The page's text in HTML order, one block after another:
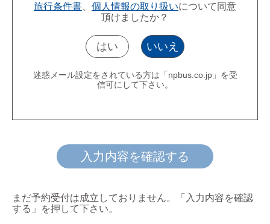
旅行条件書 個人情報の取り扱いについて同意
頂けましたか？
はい いいえ
迷惑メール設定をされている方は「npbus.co.jp」を受
信可にして下さい。
入力内容を確認する
まだ予約受付は成立しておりません。「入力内容を確認
する」を押して下さい。